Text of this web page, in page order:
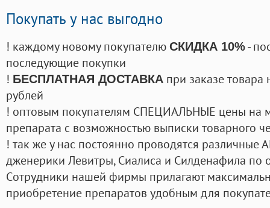
Покупать у нас выгодно
! каждому новому покупателю СКИДКА 10%-
последующие покупки
! БЕСПЛАТНАЯ ДОСТАВКА при заказе
рублей
! оптовым покупателям СПЕЦИАЛЬНЫЕ цены на
препарата с возможностью выписки товарного
! так же у нас постоянно проводятся
дженерики Левитры, Сиалиса и Силденафила по
Cотрудники нашей фирмы прилагают
приобретение препаратов удобным для